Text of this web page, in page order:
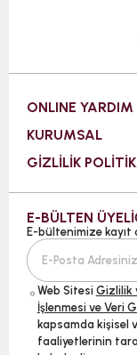
ONLINE YARDIM
KURUMSAL
GİZLİLİK
E-BÜLTEN
E-bültenimize kayıt
Web Sitesi Gizlilik
İşlenmesi ve Veri
kapsamda kişisel
faaliyetlerinin